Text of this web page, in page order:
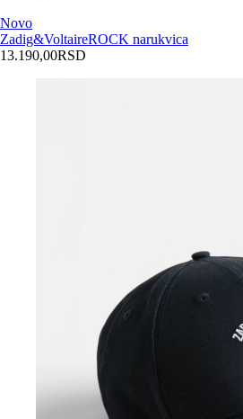
Novo
Zadig&VoltaireROCK narukvica
13.190,00RSD